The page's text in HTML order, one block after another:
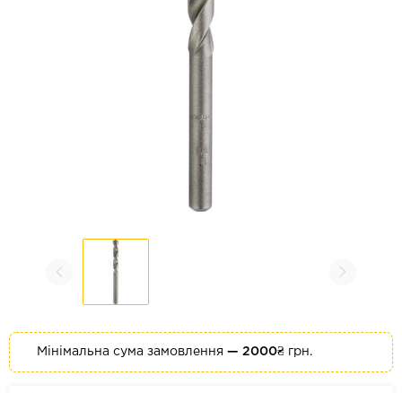
Мінімальна сума замовлення — 2000₴ грн.